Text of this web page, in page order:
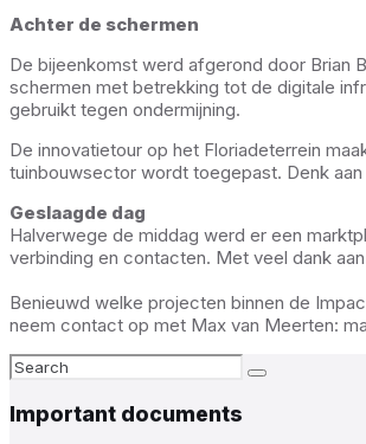
Achter de schermen
De bijeenkomst werd afgerond door Brian
schermen met betrekking tot de digitale
gebruikt tegen ondermijning.
De innovatietour op het Floriadeterrein
tuinbouwsector wordt toegepast. Denk
Geslaagde dag
Halverwege de middag werd er een
verbinding en contacten. Met veel dank
Benieuwd welke projecten binnen de
neem contact op met Max van Meerten:
Search:
Important documents